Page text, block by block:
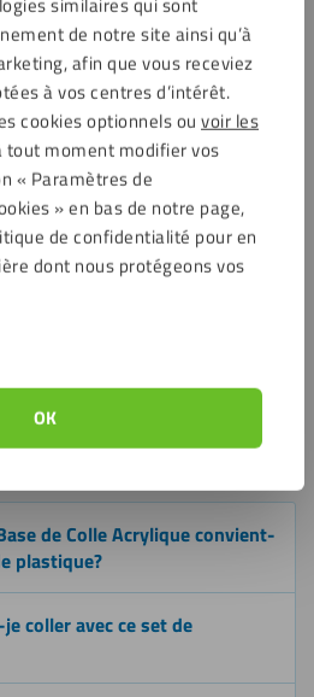
de notre site ainsi qu’à
afin que vous receviez
à vos centres d’intérêt.
cookies optionnels ou voir les
tout moment modifier vos
« Paramètres de
» en bas de notre page,
de confidentialité pour en
dont nous protégeons vos
OK
pour les projets où un
important.
transparent, le plexiglas et le
les présentoirs, le matériel de
de protection.
le modélisme, les objets
et les plaques signalétiques.
sur des structures en acrylique
UV.
de Colle Acrylique convient-
plastique?
coller avec ce set de